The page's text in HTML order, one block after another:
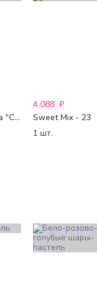
Шар-открытка "Сердце" (45 см) - 2
4 088 ₽
Sweet Mix - 23
1 шт.